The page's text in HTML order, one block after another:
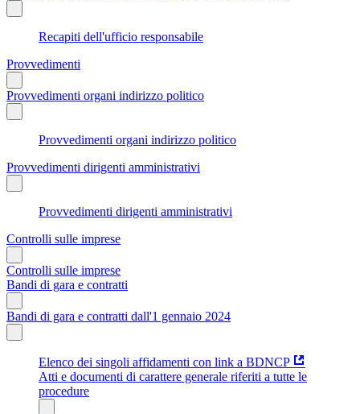
Recapiti dell'ufficio responsabile
Provvedimenti
Provvedimenti organi indirizzo politico
Provvedimenti organi indirizzo politico
Provvedimenti dirigenti amministrativi
Provvedimenti dirigenti amministrativi
Controlli sulle imprese
Controlli sulle imprese
Bandi di gara e contratti
Bandi di gara e contratti dall'1 gennaio 2024
Elenco dei singoli affidamenti con link a BDNCP
Atti e documenti di carattere generale riferiti a tutte le
procedure